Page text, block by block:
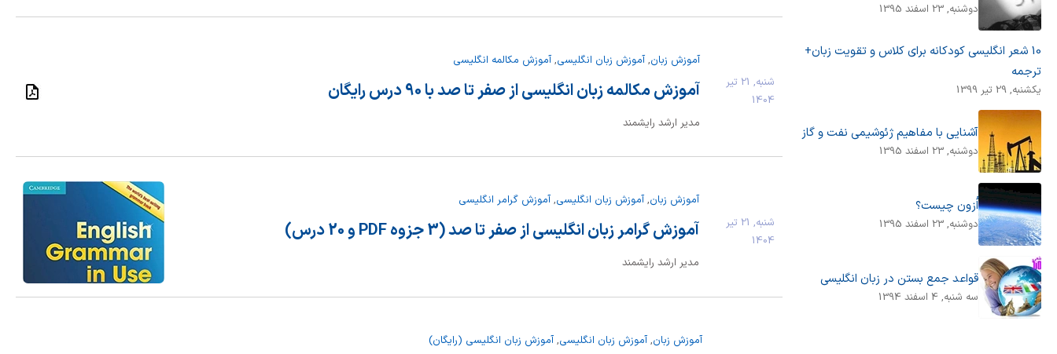
دوشنبه, 23 اسفند 1395
10 شعر انگلیسی کودکانه برای کلاس و تقویت زبان+
ترجمه
يكشنبه, 29 تیر 1399
آشنایی با مفاهیم ژئوشیمی نفت و گاز
دوشنبه, 23 اسفند 1395
اُزون چیست؟
دوشنبه, 23 اسفند 1395
قواعد جمع بستن در زبان انگلیسی
سه شنبه, 4 اسفند 1394
شنبه, 21 تیر
1404
آموزش زبان, آموزش زبان انگلیسی, آموزش مکالمه انگلیسی
آموزش مکالمه زبان انگلیسی از صفر تا صد با 90 درس رایگان
مدیر ارشد رایشمند
شنبه, 21 تیر
1404
آموزش زبان, آموزش زبان انگلیسی, آموزش گرامر انگلیسی
آموزش گرامر زبان انگلیسی از صفر تا صد (3 جزوه PDF و 20 درس)
مدیر ارشد رایشمند
آموزش زبان, آموزش زبان انگلیسی, آموزش زبان انگلیسی (رایگان)